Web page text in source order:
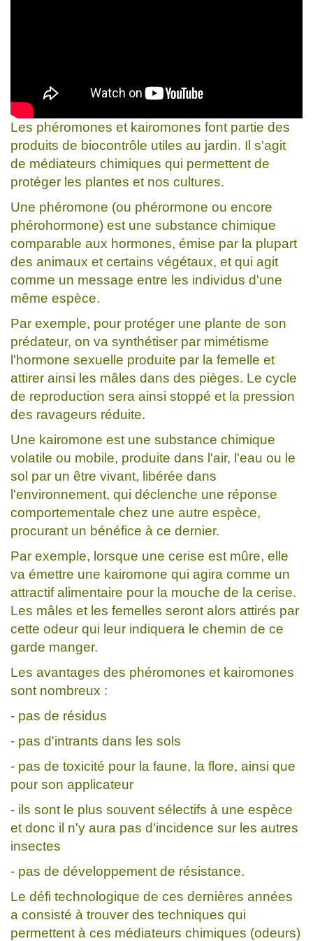
Les phéromones et kairomones font partie des
produits de biocontrôle utiles au jardin. Il s'agit
de médiateurs chimiques qui permettent de
protéger les plantes et nos cultures.
Une phéromone (ou phérormone ou encore
phérohormone) est une substance chimique
comparable aux hormones, émise par la plupart
des animaux et certains végétaux, et qui agit
comme un message entre les individus d'une
même espèce.
Par exemple, pour protéger une plante de son
prédateur, on va synthétiser par mimétisme
l'hormone sexuelle produite par la femelle et
attirer ainsi les mâles dans des pièges. Le cycle
de reproduction sera ainsi stoppé et la pression
des ravageurs réduite.
Une kairomone est une substance chimique
volatile ou mobile, produite dans l'air, l'eau ou le
sol par un être vivant, libérée dans
l'environnement, qui déclenche une réponse
comportementale chez une autre espèce,
procurant un bénéfice à ce dernier.
Par exemple, lorsque une cerise est mûre, elle
va émettre une kairomone qui agira comme un
attractif alimentaire pour la mouche de la cerise.
Les mâles et les femelles seront alors attirés par
cette odeur qui leur indiquera le chemin de ce
garde manger.
Les avantages des phéromones et kairomones
sont nombreux :
- pas de résidus
- pas d'intrants dans les sols
- pas de toxicité pour la faune, la flore, ainsi que
pour son applicateur
- ils sont le plus souvent sélectifs à une espèce
et donc il n'y aura pas d'incidence sur les autres
insectes
- pas de développement de résistance.
Le défi technologique de ces dernières années
a consisté à trouver des techniques qui
permettent à ces médiateurs chimiques (odeurs)